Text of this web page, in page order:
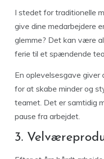
I stedet for traditionelle
give dine medarbejdere
glemme? Det kan være
ferie til et spændende
En oplevelsesgave giver
for at skabe minder og
teamet. Det er samtidig
pause fra arbejdet.
3.